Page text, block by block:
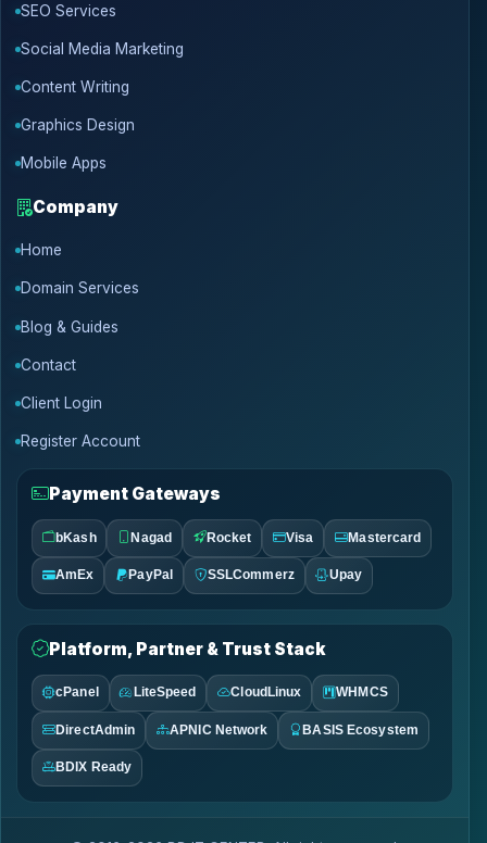
SEO Services
Social Media Marketing
Content Writing
Graphics Design
Mobile Apps
Company
Home
Domain Services
Blog & Guides
Contact
Client Login
Register Account
Payment Gateways
bKash Nagad Rocket Visa Mastercard
AmEx PayPal SSLCommerz Upay
Platform, Partner & Trust Stack
cPanel LiteSpeed CloudLinux WHMCS
DirectAdmin APNIC Network BASIS Ecosystem
BDIX Ready